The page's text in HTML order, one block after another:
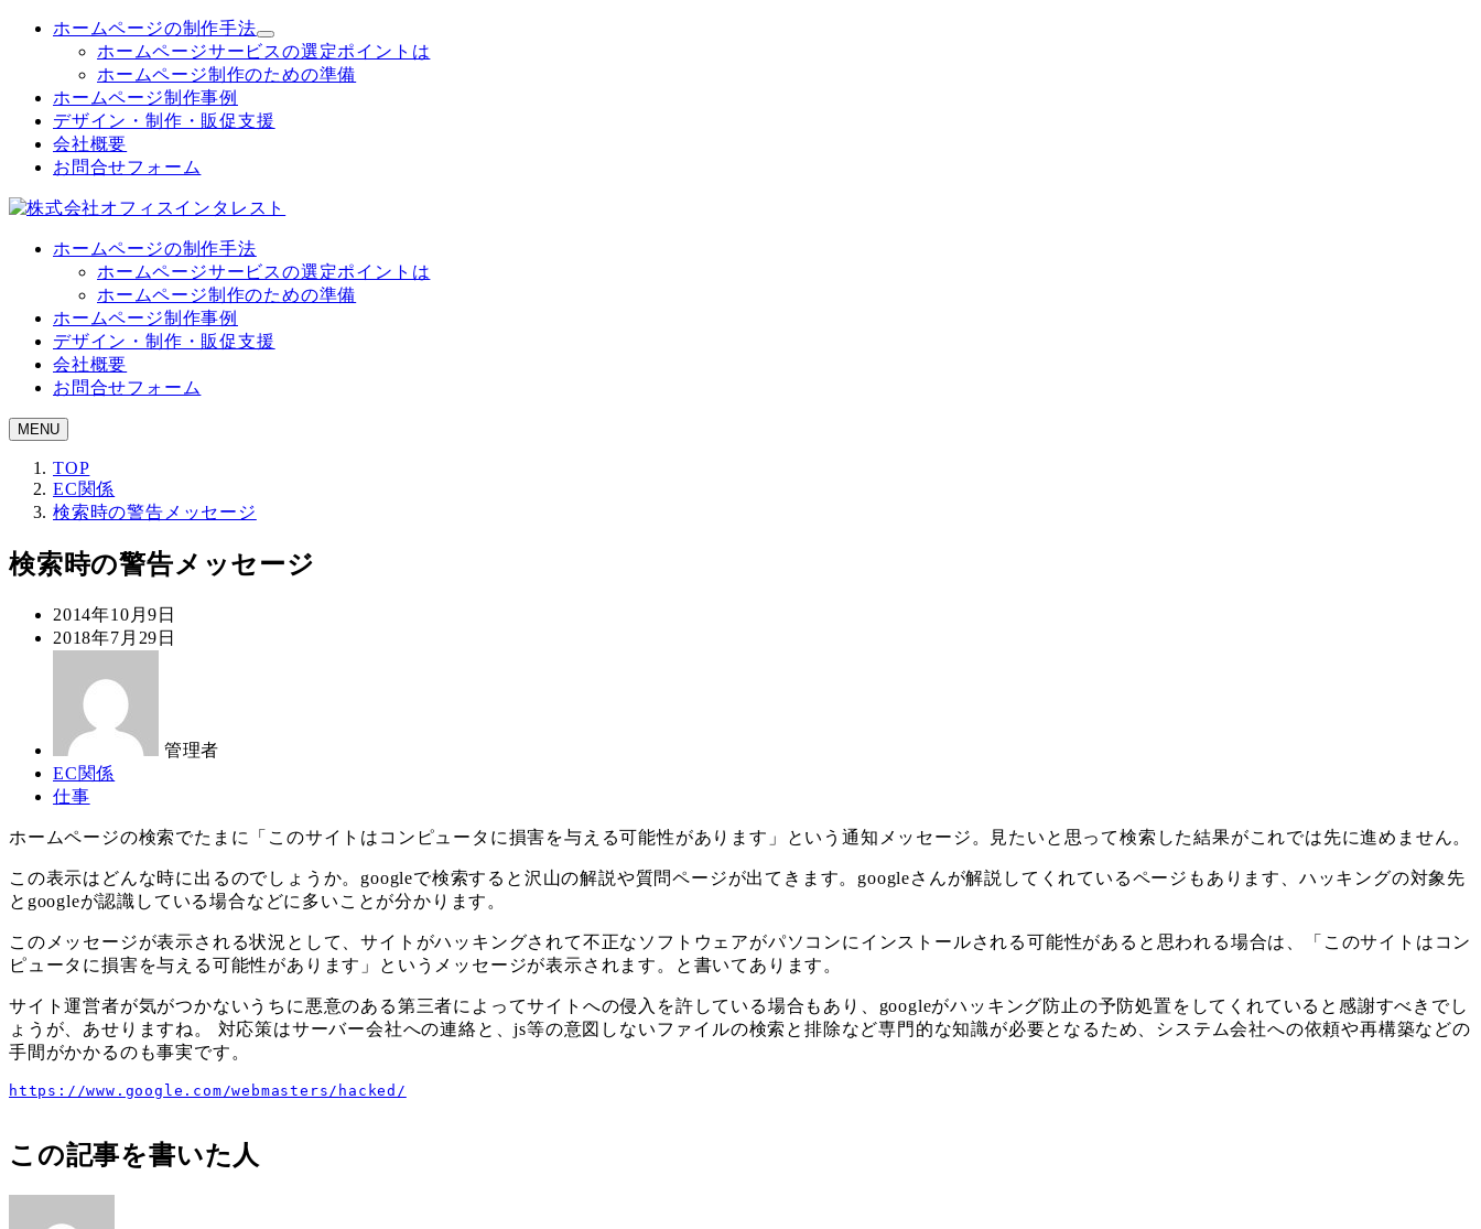
へ
ホームページの制作手法
ホームページサービスの選定ポイントは
ホームページ制作のための準備
ホームページ制作事例
デザイン・制作・販促支援
会社概要
お問合せフォーム
ホームページの制作手法
ホームページサービスの選定ポイントは
ホームページ制作のための準備
ホームページ制作事例
デザイン・制作・販促支援
会社概要
お問合せフォーム
MENU
TOP
EC関係
検索時の警告メッセージ
検索時の警告メッセージ
投
稿
2014年10月9日
更
2018年7月29日
管理者
カ
テ
リ
ー
EC関係
カ
ゴ
リ
ー
仕事
ホームページの検索でたまに「このサイトはコンピュータに損害を与える可能性があります」という通知メッセージ。見たいと思って検索した結果がこれでは先に進めません。
この表示はどんな時に出るのでしょうか。googleで検索すると沢山の解説や質問ページが出てきます。googleさんが解説してくれているページもあります、ハッキングの対象先
とgoogleが認識している場合などに多いことが分かります。
このメッセージが表示される状況として、サイトがハッキングされて不正なソフトウェアがパソコンにインストールされる可能性があると思われる場合は、「このサイトはコン
ピュータに損害を与える可能性があります」というメッセージが表示されます。と書いてあります。
サイト運営者が気がつかないうちに悪意のある第三者によってサイトへの侵入を許している場合もあり、googleがハッキング防止の予防処置をしてくれていると感謝すべきでし
ょうが、あせりますね。 対応策はサーバー会社への連絡と、js等の意図しないファイルの検索と排除など専門的な知識が必要となるため、システム会社への依頼や再構築などの
手間がかかるのも事実です。
https://www.google.com/webmasters/hacked/
この記事を書いた人